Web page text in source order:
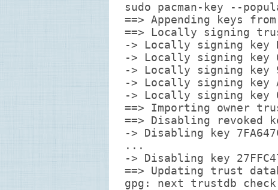
sudo pacman-key --
==> Appending keys
==> Locally signing
-> Locally signing key
-> Locally signing key
-> Locally signing key
-> Locally signing key
-> Locally signing key
==> Importing owner
==> Disabling revoked
-> Disabling key
...
-> Disabling key
==> Updating trust
gpg: next trustdb